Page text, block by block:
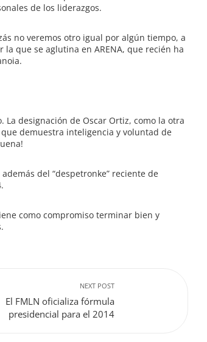
de los liderazgos.
no veremos otro igual por algún tiempo, a
que se aglutina en ARENA, que recién ha
designación de Oscar Ortiz, como la otra
demuestra inteligencia y voluntad de
del “despetronke” reciente de
como compromiso terminar bien y
NEXT POST
El FMLN oficializa fórmula
presidencial para el 2014